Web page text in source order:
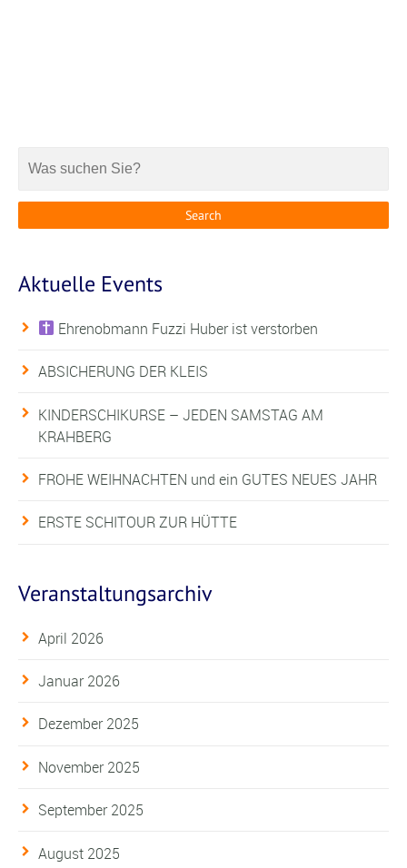
Aktuelle Events
Ehrenobmann Fuzzi Huber ist verstorben
ABSICHERUNG DER KLEIS
KINDERSCHIKURSE – JEDEN SAMSTAG AM
KRAHBERG
FROHE WEIHNACHTEN und ein GUTES NEUES JAHR
ERSTE SCHITOUR ZUR HÜTTE
Veranstaltungsarchiv
April 2026
Januar 2026
Dezember 2025
November 2025
September 2025
August 2025